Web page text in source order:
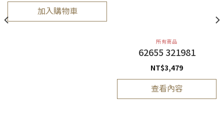
加入購物車
所有商品
62655 321981
NT$3,479
查看內容